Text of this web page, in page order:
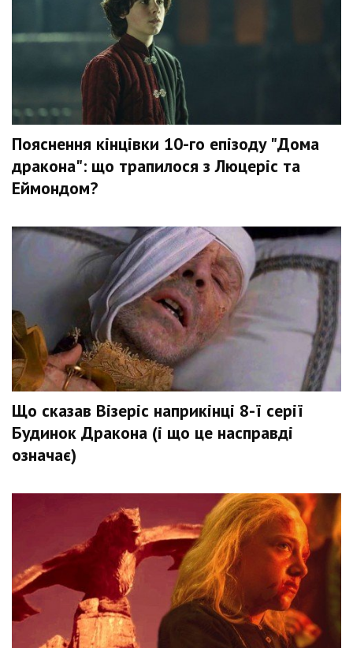
Пояснення кінцівки 10-го епізоду "Дома
дракона": що трапилося з Люцеріс та
Еймондом?
Що сказав Візеріс наприкінці 8-ї серії
Будинок Дракона (і що це насправді
означає)